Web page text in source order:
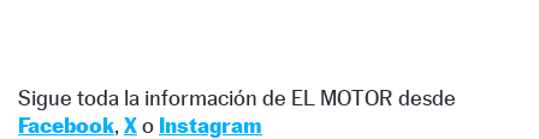
Sigue toda la información de EL MOTOR desde
Facebook, Xo Instagram